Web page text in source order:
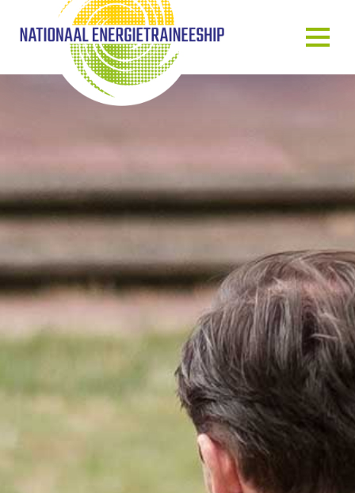
ONS VERHAAL
HET TRAINEESHIP
ONZE MENSEN
ONZE GASTSPREKERS
BLOG & NIEUWS
AGENDA
JOUW VERHAAL